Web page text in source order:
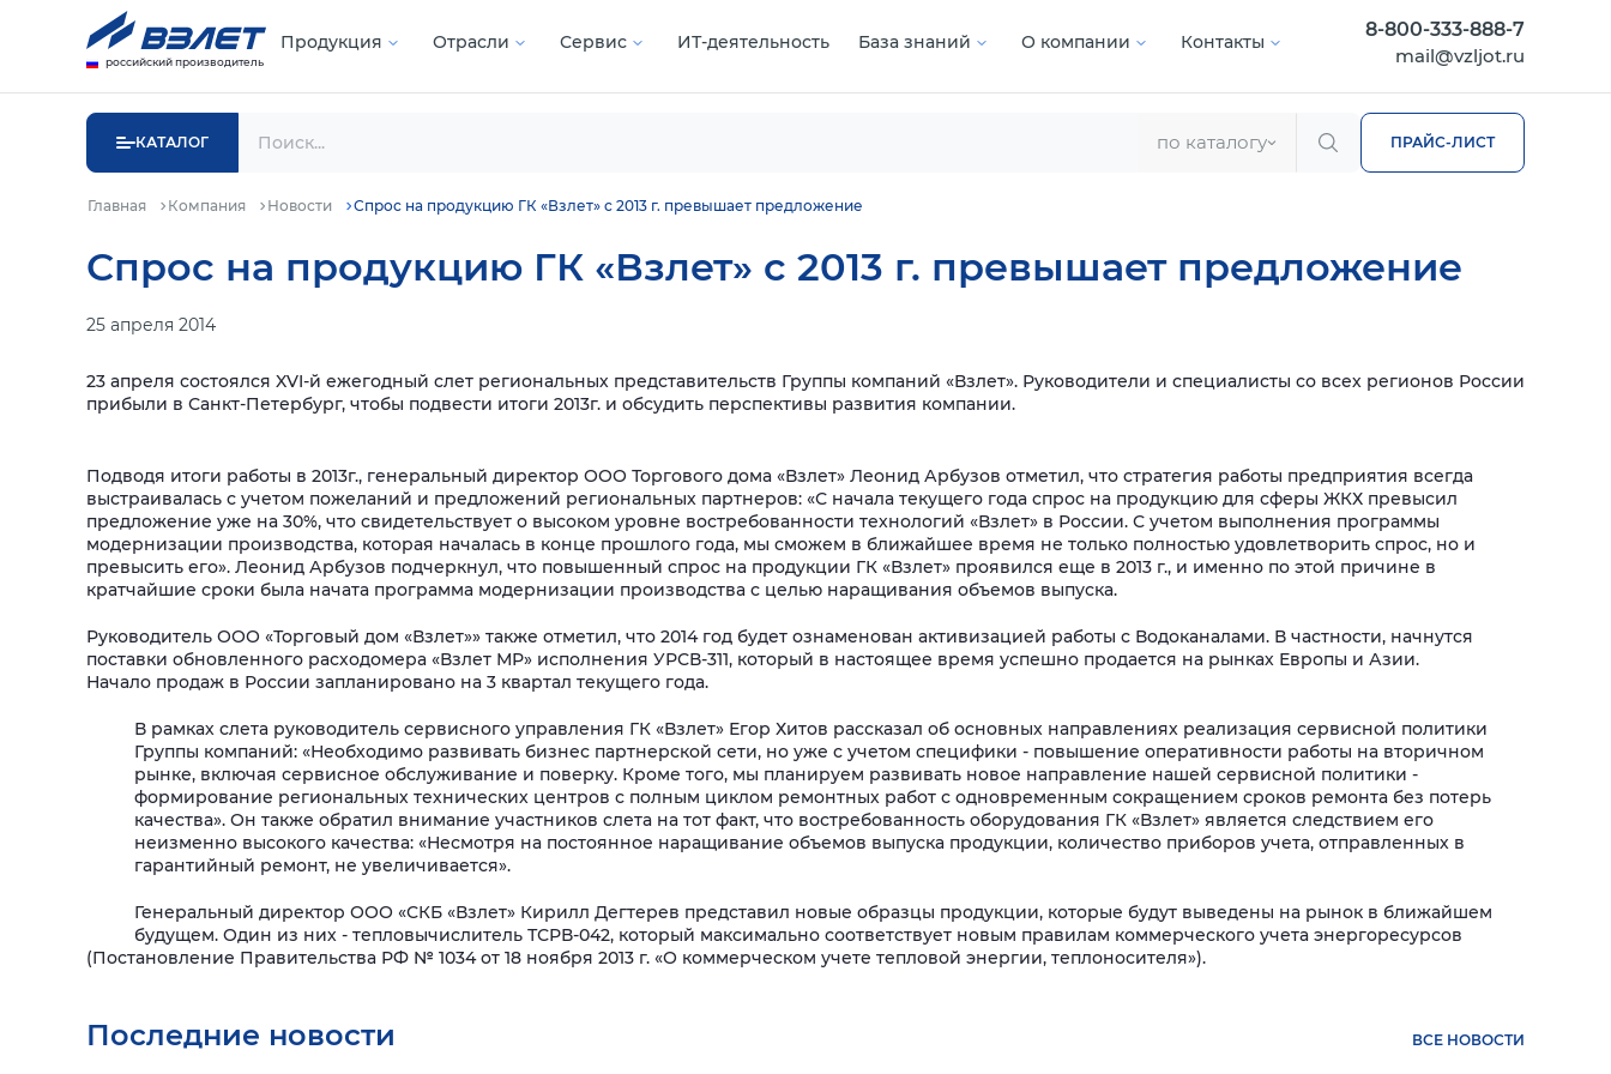
российский производитель
Продукция Отрасли Сервис ИТ-деятельность База знаний О компании Контакты
8-800-333-888-7
mail@vzljot.ru
КАТАЛОГ по каталогу ПРАЙС-ЛИСТ
Главная Компания Новости Спрос на продукцию ГК «Взлет» с 2013 г. превышает предложение
Спрос на продукцию ГК «Взлет» с 2013 г. превышает предложение
25 апреля 2014
23 апреля состоялся XVI-й ежегодный слет региональных представительств Группы компаний «Взлет». Руководители и специалисты со всех регионов России
прибыли в Санкт-Петербург, чтобы подвести итоги 2013г. и обсудить перспективы развития компании.
Подводя итоги работы в 2013г., генеральный директор ООО Торгового дома «Взлет» Леонид Арбузов отметил, что стратегия работы предприятия всегда
выстраивалась с учетом пожеланий и предложений региональных партнеров: «С начала текущего года спрос на продукцию для сферы ЖКХ превысил
предложение уже на 30%, что свидетельствует о высоком уровне востребованности технологий «Взлет» в России. С учетом выполнения программы
модернизации производства, которая началась в конце прошлого года, мы сможем в ближайшее время не только полностью удовлетворить спрос, но и
превысить его». Леонид Арбузов подчеркнул, что повышенный спрос на продукции ГК «Взлет» проявился еще в 2013 г., и именно по этой причине в
кратчайшие сроки была начата программа модернизации производства с целью наращивания объемов выпуска.
Руководитель ООО «Торговый дом «Взлет»» также отметил, что 2014 год будет ознаменован активизацией работы с Водоканалами. В частности, начнутся
поставки обновленного расходомера «Взлет МР» исполнения УРСВ-311, который в настоящее время успешно продается на рынках Европы и Азии.
Начало продаж в России запланировано на 3 квартал текущего года.
В рамках слета руководитель сервисного управления ГК «Взлет» Егор Хитов рассказал об основных направлениях реализация сервисной политики
Группы компаний: «Необходимо развивать бизнес партнерской сети, но уже с учетом специфики - повышение оперативности работы на вторичном
рынке, включая сервисное обслуживание и поверку. Кроме того, мы планируем развивать новое направление нашей сервисной политики -
формирование региональных технических центров с полным циклом ремонтных работ с одновременным сокращением сроков ремонта без потерь
качества». Он также обратил внимание участников слета на тот факт, что востребованность оборудования ГК «Взлет» является следствием его
неизменно высокого качества: «Несмотря на постоянное наращивание объемов выпуска продукции, количество приборов учета, отправленных в
гарантийный ремонт, не увеличивается».
Генеральный директор ООО «СКБ «Взлет» Кирилл Дегтерев представил новые образцы продукции, которые будут выведены на рынок в ближайшем
будущем. Один из них - тепловычислитель ТСРВ-042, который максимально соответствует новым правилам коммерческого учета энергоресурсов
(Постановление Правительства РФ № 1034 от 18 ноября 2013 г. «О коммерческом учете тепловой энергии, теплоносителя»).
Последние новости ВСЕ НОВОСТИ